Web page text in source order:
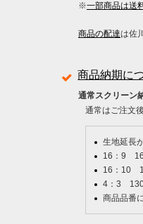
※一部商品は送
商品の配達は佐
商品納期に
通常スクリーン
通常はご注文
生地延長
16：9
16：10
4：3 130
商品品番